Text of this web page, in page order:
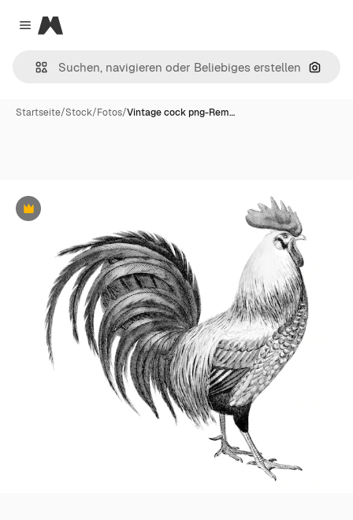
Close menu
Magnific
Nach
Startseite/Stock/Fotos/Vintage cock png-Rem…
Premium